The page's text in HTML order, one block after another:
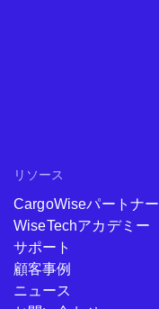
リソース
CargoWiseパートナー
WiseTechアカデミー
サポート
顧客事例
ニュース